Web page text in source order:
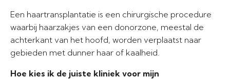
Een haartransplantatie is een chirurgische procedure
waarbij haarzakjes van een donorzone, meestal de
achterkant van het hoofd, worden verplaatst naar
gebieden met dunner haar of kaalheid.
Hoe kies ik de juiste kliniek voor mijn